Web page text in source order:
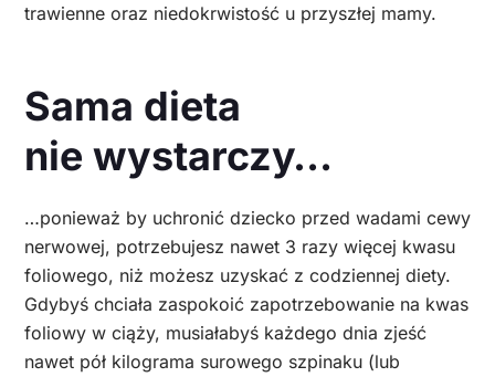
trawienne oraz niedokrwistość u przyszłej mamy.
Sama dieta
nie wystarczy…
…ponieważ by uchronić dziecko przed wadami cewy
nerwowej, potrzebujesz nawet 3 razy więcej kwasu
foliowego, niż możesz uzyskać z codziennej diety.
Gdybyś chciała zaspokoić zapotrzebowanie na kwas
foliowy w ciąży, musiałabyś każdego dnia zjeść
nawet pół kilograma surowego szpinaku (lub